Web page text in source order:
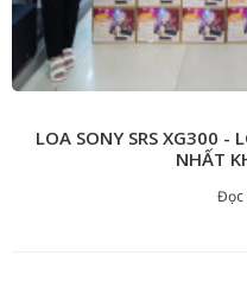
LOA SONY SRS XG300 -
NHẤT
Đọc